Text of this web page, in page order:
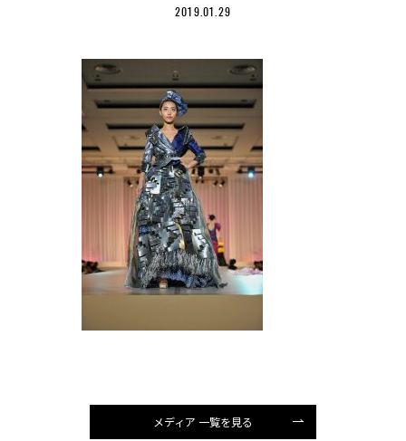
2019.01.29
メディア 一覧を見る